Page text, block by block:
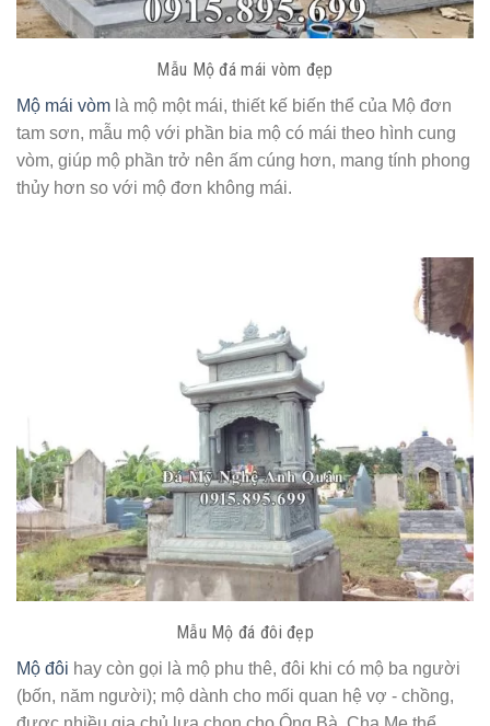
Mẫu Mộ đá mái vòm đẹp
Mộ mái vòm là mộ một mái, thiết kế biến thể của Mộ đơn
tam sơn, mẫu mộ với phần bia mộ có mái theo hình cung
vòm, giúp mộ phần trở nên ấm cúng hơn, mang tính phong
thủy hơn so với mộ đơn không mái.
Mẫu Mộ đá đôi đẹp
Mộ đôi hay còn gọi là mộ phu thê, đôi khi có mộ ba người
(bốn, năm người); mộ dành cho mối quan hệ vợ - chồng,